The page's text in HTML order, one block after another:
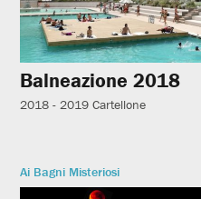
Balneazione 2018
2018 - 2019 Cartellone
Ai Bagni Misteriosi